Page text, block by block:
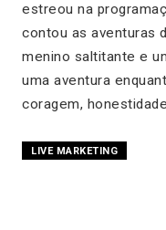
estreou na
contou as aventuras
menino saltitante e
uma aventura
coragem,
LIVE MARKETING